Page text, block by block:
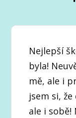
Nejlepší
byla!
mě, ale i
jsem si,
ale i sobě!